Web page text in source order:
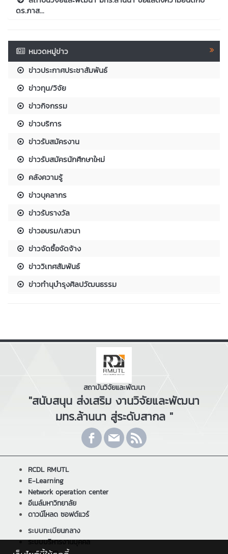
ดร.ภาส...
หมวดหมู่ข่าว
ข่าวประกาศประชาสัมพันธ์
ข่าวทุน/วิจัย
ข่าวกิจกรรม
ข่าวบริการ
ข่าวรับสมัครงาน
ข่าวรับสมัครนักศึกษาใหม่
คลังความรู้
ข่าวบุคลากร
ข่าวรับรางวัล
ข่าวอบรม/เสวนา
ข่าวจัดซื้อจัดจ้าง
ข่าววิเทศสัมพันธ์
ข่าวทำนุบำรุงศิลปวัฒนธรรม
สถาบันวิจัยและพัฒนา
"สนับสนุน ส่งเสริม งานวิจัยและพัฒนา
มทร.ล้านนา สู่ระดับสากล "
RCDL RMUTL
E-Learning
Network operation center
อีเมล์มหาวิทยาลัย
ดาวน์โหลด ซอฟต์แวร์
ระบบทะเบียนกลาง
ระบบบริหารงานบุคคล